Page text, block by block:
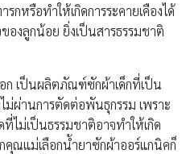
กหรือทำให้เกิดการระคายเคืองได้
งลูกน้อย ยิ่งเป็นสารธรรมชาติ
ก เป็นผลิตภัณฑ์ซักผ้าเด็กที่เป็น
ผ่านการตัดต่อพันธุกรรม เพราะ
ไม่เป็นธรรมชาติอาจทำให้เกิด
คุณแม่เลือกน้ำยาซักผ้าออร์แกนิคก็